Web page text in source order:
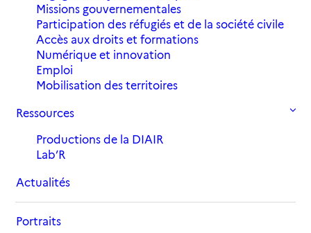
Missions gouvernementales
Participation des réfugiés et de la société civile
Accès aux droits et formations
Numérique et innovation
Emploi
Mobilisation des territoires
Ressources
Productions de la DIAIR
Lab’R
Actualités
Portraits
2 mars 2020 in Actualités ,